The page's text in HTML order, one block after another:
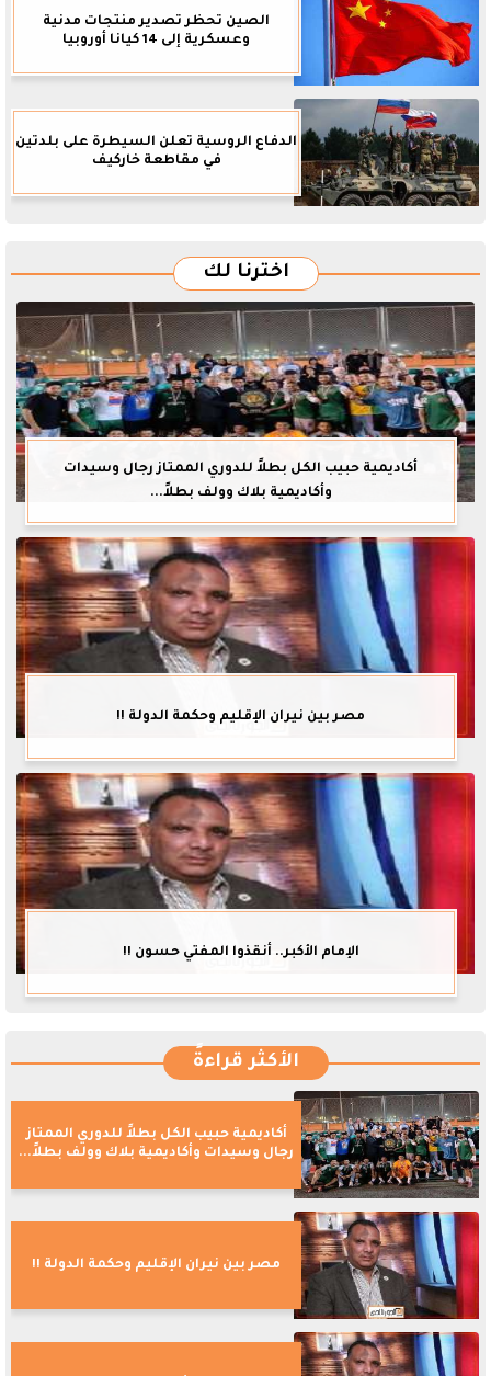
الصين تحظر تصدير منتجات مدنية
وعسكرية إلى 14 كيانا أوروبيا
الدفاع الروسية تعلن السيطرة على بلدتين
في مقاطعة خاركيف
اخترنا لك
أكاديمية حبيب الكل بطلاً للدوري الممتاز رجال وسيدات
وأكاديمية بلاك وولف بطلاً...
مصر بين نيران الإقليم وحكمة الدولة !!
الإمام الأكبر.. أنقذوا المفتي حسون !!
الأكثر قراءةً
أكاديمية حبيب الكل بطلاً للدوري الممتاز
رجال وسيدات وأكاديمية بلاك وولف بطلاً...
مصر بين نيران الإقليم وحكمة الدولة !!